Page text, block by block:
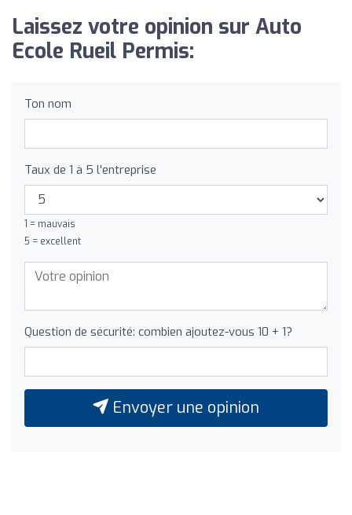
Laissez votre opinion sur Auto
Ecole Rueil Permis:
Ton nom
Taux de 1 à 5 l'entreprise
1 = mauvais
5 = excellent
Question de sécurité: combien ajoutez-vous 10 + 1?
Envoyer une opinion